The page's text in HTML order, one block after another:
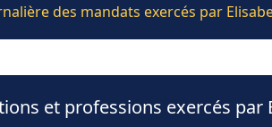
des mandats exercés par
et professions exercés par